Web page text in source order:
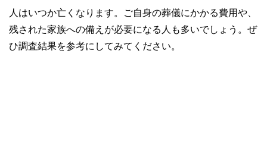
人はいつか亡くなります。ご自身の葬儀にかかる費用や、
残された家族への備えが必要になる人も多いでしょう。ぜ
ひ調査結果を参考にしてみてください。